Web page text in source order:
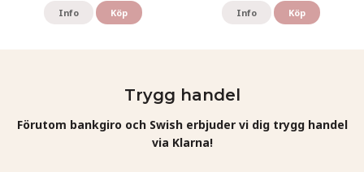
Info Köp Info Köp
Trygg handel
Förutom bankgiro och Swish erbjuder vi dig trygg handel
via Klarna!